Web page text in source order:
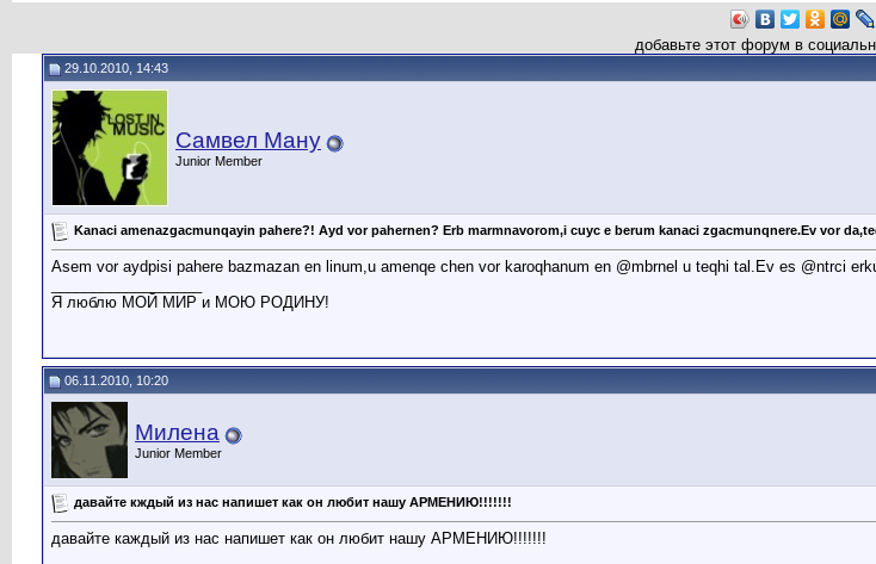
добавьте этот форум в
29.10.2010, 14:43
Самвел Ману
Junior Member
Kanaci amenazgacmunqayin pahere?! Ayd vor pahernen? Erb marmnavorom,i cuyc e berum kanaci zgacmunqnere.Ev vor
Asem vor aydpisi pahere bazmazan en linum,u amenqe chen vor karoqhanum en @mbrnel u teqhi tal.Ev es @ntrci
Я люблю МОЙ МИР и МОЮ РОДИНУ!
06.11.2010, 10:20
Милена
Junior Member
давайте кждый из нас напишет как он любит нашу АРМЕНИЮ!!!!!!!
давайте каждый из нас напишет как он любит нашу АРМЕНИЮ!!!!!!!